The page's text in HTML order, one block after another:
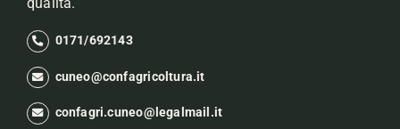
0171/692143
cuneo@confagricoltura.it
confagri.cuneo@legalmail.it